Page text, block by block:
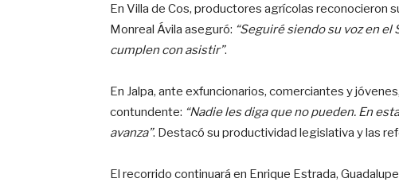
En Villa de Cos, productores agrícolas reconocieron
Monreal Ávila aseguró: “Seguiré siendo su voz en
cumplen con asistir”.
En Jalpa, ante exfuncionarios, comerciantes y
contundente: “Nadie les diga que no pueden. En
avanza”. Destacó su productividad legislativa y las
El recorrido continuará en Enrique Estrada,